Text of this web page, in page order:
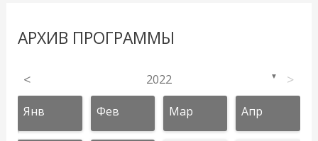
АРХИВ ПРОГРАММЫ
< 2022 ▼ >
Янв Фев Мар Апр